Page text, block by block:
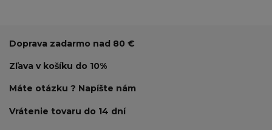
Doprava zadarmo nad 80 €
Zľava v košíku do 10%
Máte otázku ? Napíšte nám
Vrátenie tovaru do 14 dní